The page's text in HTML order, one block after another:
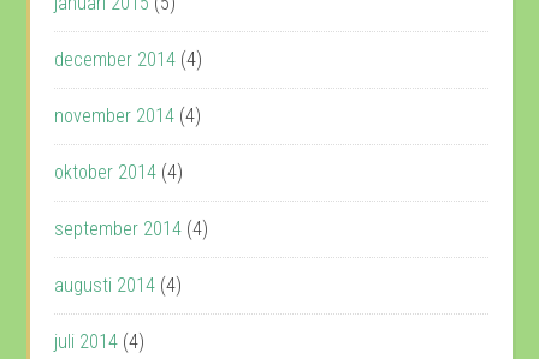
december 2014 (4)
november 2014 (4)
oktober 2014 (4)
september 2014 (4)
augusti 2014 (4)
juli 2014 (4)